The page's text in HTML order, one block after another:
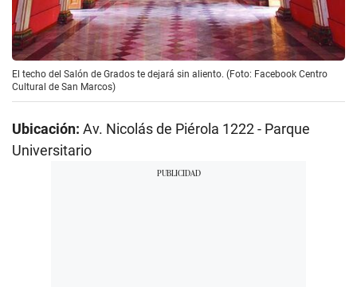
El techo del Salón de Grados te dejará sin aliento. (Foto: Facebook Centro
Cultural de San Marcos)
Ubicación: Av. Nicolás de Piérola 1222 - Parque
Universitario